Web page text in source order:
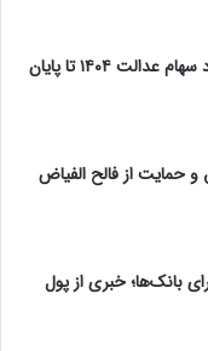
واریز مرحله نخست سود سهام عدالت ۱۴۰۴ تا پایان
حمایت از فالح الفیاض
بانک‌ها؛ خبری از پول